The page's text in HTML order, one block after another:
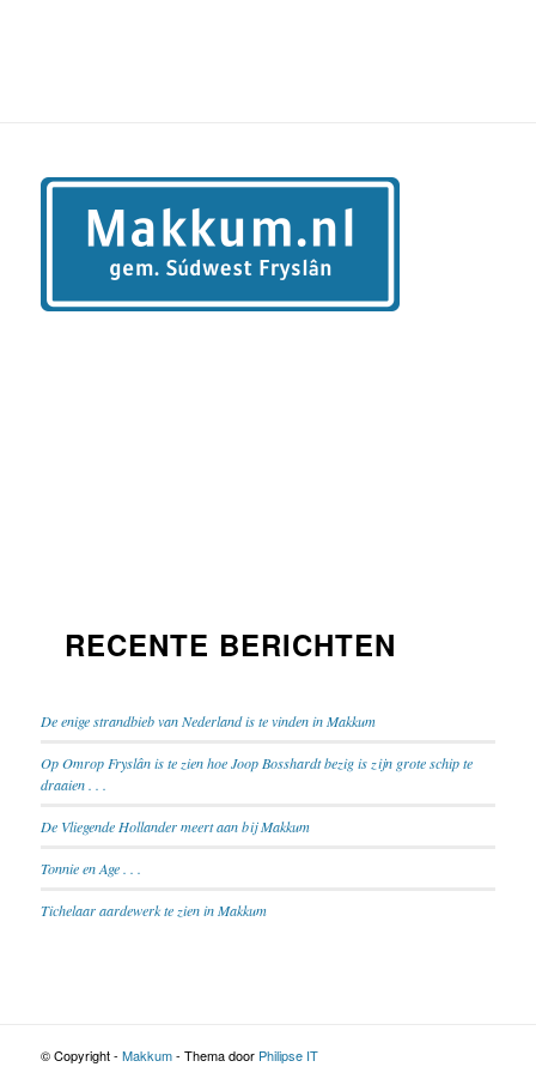
RECENTE BERICHTEN
De enige strandbieb van Nederland is te vinden in Makkum
Op Omrop Fryslân is te zien hoe Joop Bosshardt bezig is zijn grote schip te
draaien . . .
De Vliegende Hollander meert aan bij Makkum
Tonnie en Age . . .
Tichelaar aardewerk te zien in Makkum
© Copyright - Makkum- Thema door Philipse IT